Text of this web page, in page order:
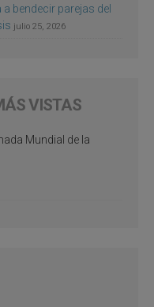
bendecir parejas del
julio 25, 2026
VISTAS
Mundial de la